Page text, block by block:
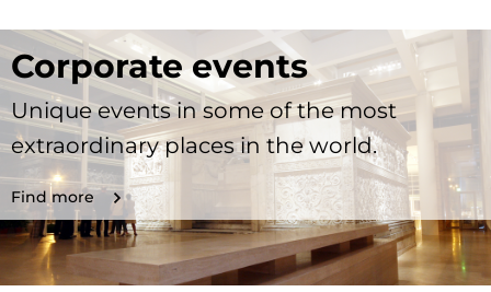
Corporate events
Unique events in some of the most
extraordinary places in the world.
Find more